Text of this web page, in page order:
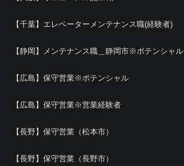
【千葉】エレベーターメンテナンス職(経験者)
【静岡】メンテナンス職＿静岡市※ポテンシャル
【広島】保守営業※ポテンシャル
【広島】保守営業※営業経験者
【長野】保守営業（松本市）
【長野】保守営業（長野市）